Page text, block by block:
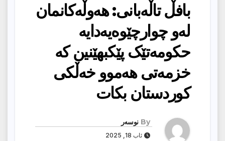
بافڵ تاڵەبانی: هەوڵەکانمان
لەو چوارچێوەیەدایە
حکومەتێک پێکبهێنین کە
خزمەتی هەموو خەڵکی
کوردستان بکات
By نوسەر
ئاب 18, 2025